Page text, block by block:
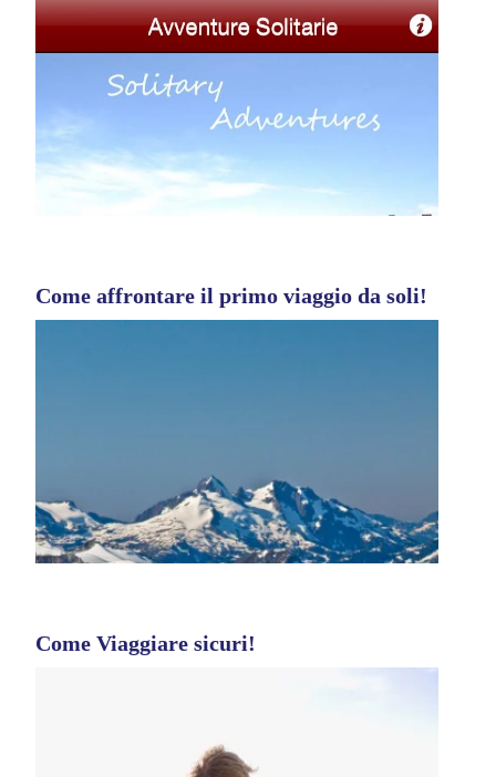
Come affrontare il primo viaggio da soli!
Come Viaggiare sicuri!